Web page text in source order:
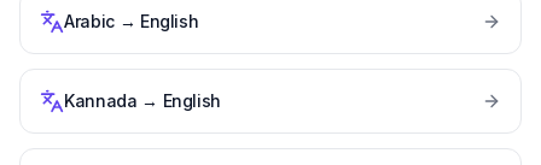
Arabic→ English
Kannada → English